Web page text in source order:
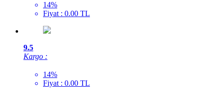
14%
Fiyat : 0.00 TL
9.5
Kargo :
14%
Fiyat : 0.00 TL